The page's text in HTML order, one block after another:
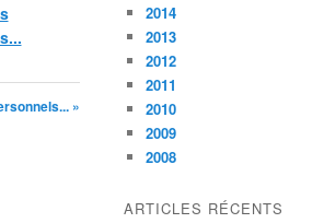
»
2014
2013
2012
2011
2010
2009
2008
ARTICLES RÉCENTS